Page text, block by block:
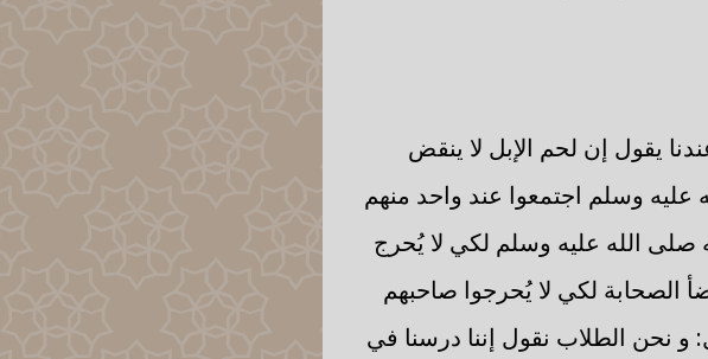
يقول إن لحم الإبل لا ينقض
وسلم اجتمعوا عند واحد منهم
صلى الله عليه وسلم لكي لا يُحرج
الصحابة لكي لا يُحرجوا صاحبهم
و نحن الطلاب نقول إننا درسنا في